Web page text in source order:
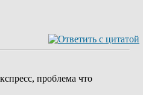
проблема что